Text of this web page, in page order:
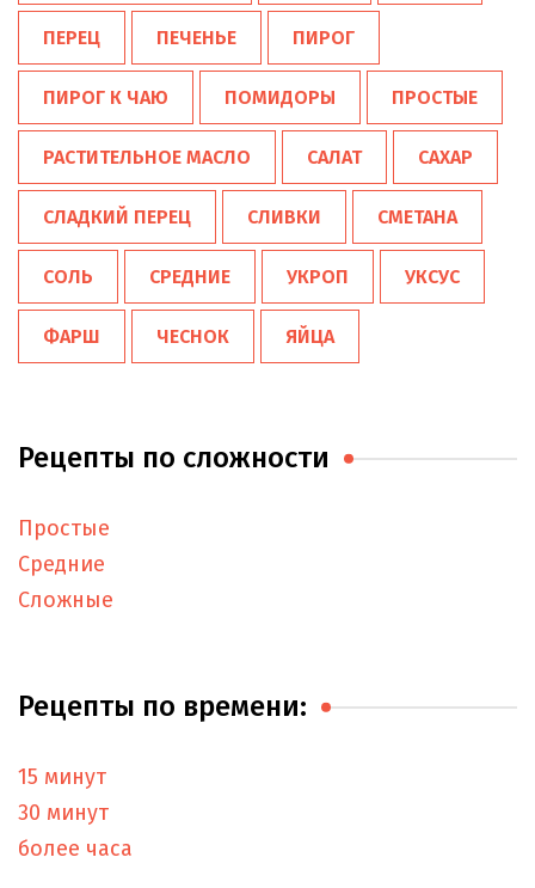
ПЕРЕЦ ПЕЧЕНЬЕ ПИРОГ
ПИРОГ К ЧАЮ ПОМИДОРЫ ПРОСТЫЕ
РАСТИТЕЛЬНОЕ МАСЛО САЛАТ САХАР
СЛАДКИЙ ПЕРЕЦ СЛИВКИ СМЕТАНА
СОЛЬ СРЕДНИЕ УКРОП УКСУС
ФАРШ ЧЕСНОК ЯЙЦА
Рецепты по сложности
Простые
Средние
Сложные
Рецепты по времени:
15 минут
30 минут
более часа